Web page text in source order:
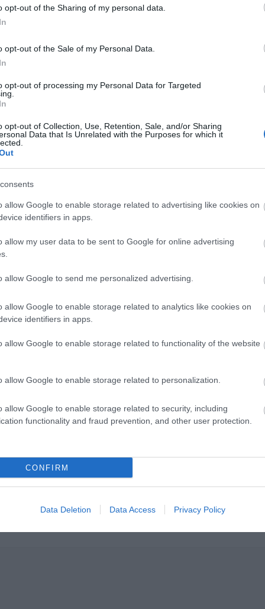
opt-out of the Sharing of my personal data.
opt-out of the Sale of my Personal Data.
opt-out of processing my Personal Data for Targeted
opt-out of Collection, Use, Retention, Sale, and/or Sharing
Data that Is Unrelated with the Purposes for which it
allow Google to enable storage related to advertising like cookies on
identifiers in apps.
allow my user data to be sent to Google for online advertising
allow Google to send me personalized advertising.
allow Google to enable storage related to analytics like cookies on
identifiers in apps.
allow Google to enable storage related to functionality of the website
allow Google to enable storage related to personalization.
allow Google to enable storage related to security, including
functionality and fraud prevention, and other user protection.
CONFIRM
Data Deletion Data Access Privacy Policy
ΕΠΙΚΟΙΝΩΝΊΑ
φυσική αισθητική με κορυφαία αντοχή. Ιδανική
με κάθε διακόσμηση, προσφέροντας κομψότητα και
κάθε χώρο σας.
απόκλιση στο χρώμα του προϊόντος από αυτό της
Η εταιρείαΜ. ΚανατσιόπουλοςNEWPLAN ΑΕξεκίνησε
αντικείμενο την εισαγωγή και εμπορία πλαστικών
εταιρία μεταφέρθηκε σε ιδιόκτητες εγκαταστάσεις
Λαγκαδά Θες/νίκης.